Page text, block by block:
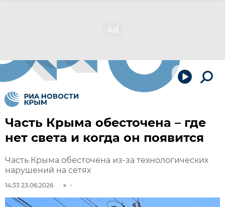
Часть Крыма обесточена – где
нет света и когда он появится
Часть Крыма обесточена из-за технологических
нарушений на сетях
14:33 23.06.2026